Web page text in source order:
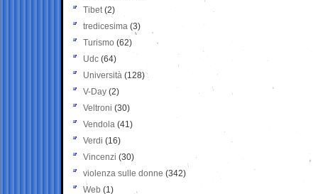
Tibet(2)
tredicesima (3)
Turismo (62)
Udc (64)
Università (128)
V-Day (2)
Veltroni (30)
Vendola (41)
Verdi (16)
Vincenzi (30)
violenza sulle donne (342)
Web (1)